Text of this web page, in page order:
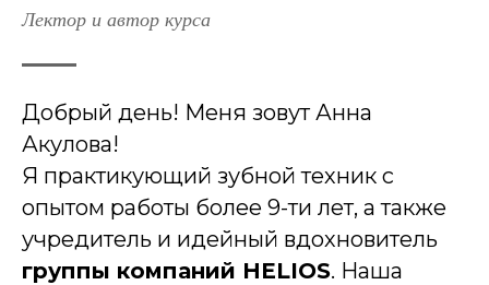
Лектор и автор курса
Добрый день! Меня зовут Анна
Акулова!
Я практикующий зубной техник с
опытом работы более 9-ти лет, а также
учредитель и идейный вдохновитель
группы компаний HELIOS. Наша